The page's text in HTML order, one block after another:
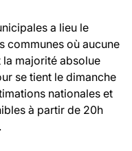
a lieu le
communes où aucune
majorité absolue
se tient le dimanche
nationales et
à partir de 20h